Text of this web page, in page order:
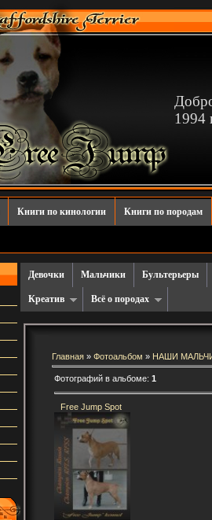
1994
Книги по кинологии Книги по породам
Девочки Мальчики Бультерьеры
Креатив Всё о породах
Главная » Фотоальбом » НАШИ
Фотографий в альбоме: 1
Free Jump Spot